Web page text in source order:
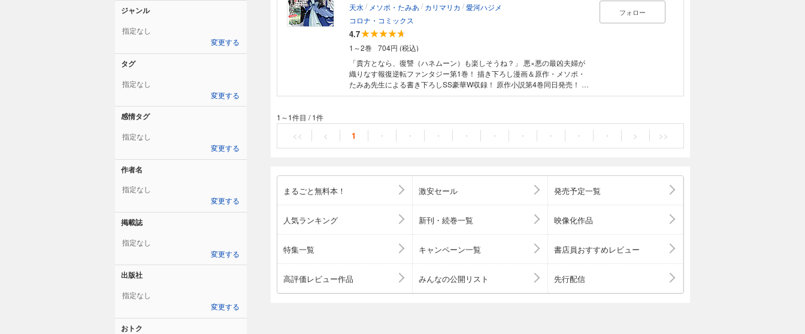
天水 / メソポ・たみあ / カリマリカ /愛河ハジメ
コロナ・コミックス
4.7
1～2巻
704円 (税込)
「貴方となら、復讐（ハネムーン）も楽しそうね？」 悪×悪の最凶夫婦が
織りなす報復逆転ファンタジー第1巻！ 描き下ろし漫画＆原作・メソポ・
たみあ先生による書き下ろしSS豪華W収録！ 原作小説第4巻同日発売！ と
ある小説の「悪役貴族」に転生したと気づいたアルバン。 主人公に敗れな
ばかりが飛び交っていた。 どんな「悪女」かとビビるも……いざ会ってみ
れば、どタイプどストライクの天使のようにピュアな少女だった!? あまり
の尊さに破滅回避も忘れたアルバンは、愛妻を陥れた黒幕への逆襲を決
フォロー
1～1件目 /1件
<< < 1 ・ ・ ・ ・ ・ ・ ・ ・ ・ > >>
まるごと無料本！ 激安セール 発売予定一覧
人気ランキング 新刊・続巻一覧 映像化作品
特集一覧 キャンペーン一覧 書店員おすすめレビュー
高評価レビュー作品 みんなの公開リスト 先行配信
ジャンル
指定なし
変更する
タグ
指定なし
変更する
感情タグ
指定なし
変更する
作者名
指定なし
変更する
掲載誌
指定なし
変更する
出版社
指定なし
変更する
おトク